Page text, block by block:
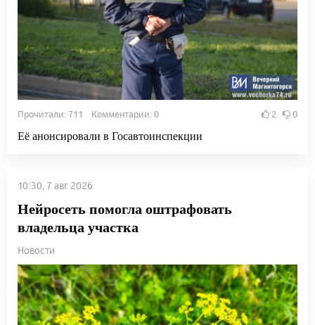
Прочитали: 711 Комментарии: 0 2 0
Её анонсировали в Госавтоинспекции
10:30, 7 авг 2026
Нейросеть помогла оштрафовать
владельца участка
Новости